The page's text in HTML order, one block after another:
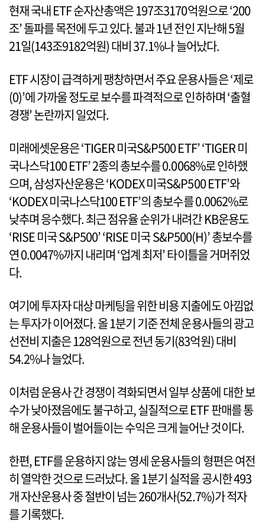
현재 국내 ETF 순자산총액은 197조3170억원으로 ‘200
조’ 돌파를 목전에 두고 있다. 불과 1년 전인 지난해 5월
21일(143조9182억원) 대비 37.1%나 늘어났다.
ETF 시장이 급격하게 팽창하면서 주요 운용사들은 ‘제로
(0)’에 가까울 정도로 보수를 파격적으로 인하하며 ‘출혈
경쟁’ 논란까지 일었다.
미래에셋운용은 ‘TIGER 미국S&P500 ETF’ ‘TIGER 미
국나스닥100 ETF’ 2종의 총보수를 0.0068%로 인하했
으며, 삼성자산운용은 ‘KODEX 미국S&P500 ETF’와
‘KODEX 미국나스닥100 ETF’의 총보수를 0.0062%로
낮추며 응수했다. 최근 점유율 순위가 내려간 KB운용도
‘RISE 미국 S&P500’ ‘RISE 미국 S&P500(H)’ 총보수를
연 0.0047%까지 내리며 ‘업계 최저’ 타이틀을 거머쥐었
다.
여기에 투자자 대상 마케팅을 위한 비용 지출에도 아낌없
는 투자가 이어졌다. 올 1분기 기준 전체 운용사들의 광고
선전비 지출은 128억원으로 전년 동기(83억원) 대비
54.2%나 늘었다.
이처럼 운용사 간 경쟁이 격화되면서 일부 상품에 대한 보
수가 낮아졌음에도 불구하고, 실질적으로 ETF 판매를 통
해 운용사들이 벌어들이는 수익은 크게 늘어난 것이다.
한편, ETF를 운용하지 않는 영세 운용사들의 형편은 여전
히 열악한 것으로 드러났다. 올 1분기 실적을 공시한 493
개 자산운용사 중 절반이 넘는 260개사(52.7%)가 적자
를 기록했다.